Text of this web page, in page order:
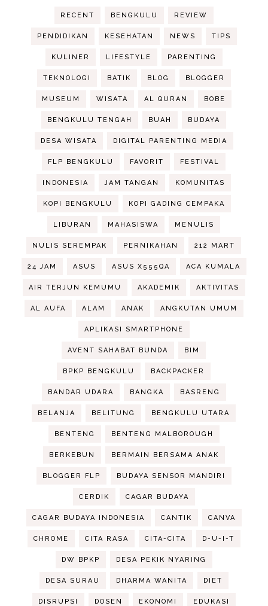
RECENT BENGKULU REVIEW
PENDIDIKAN KESEHATAN NEWS TIPS
KULINER LIFESTYLE PARENTING
TEKNOLOGI BATIK BLOG BLOGGER
MUSEUM WISATA AL QURAN BOBE
BENGKULU TENGAH BUAH BUDAYA
DESA WISATA DIGITAL PARENTING MEDIA
FLP BENGKULU FAVORIT FESTIVAL
INDONESIA JAM TANGAN KOMUNITAS
KOPI BENGKULU KOPI GADING CEMPAKA
LIBURAN MAHASISWA MENULIS
NULIS SEREMPAK PERNIKAHAN 212 MART
24 JAM ASUS ASUS X555QA ACA KUMALA
AIR TERJUN KEMUMU AKADEMIK AKTIVITAS
AL AUFA ALAM ANAK ANGKUTAN UMUM
APLIKASI SMARTPHONE
AVENT SAHABAT BUNDA BIM
BPKP BENGKULU BACKPACKER
BANDAR UDARA BANGKA BASRENG
BELANJA BELITUNG BENGKULU UTARA
BENTENG BENTENG MALBOROUGH
BERKEBUN BERMAIN BERSAMA ANAK
BLOGGER FLP BUDAYA SENSOR MANDIRI
CERDIK CAGAR BUDAYA
CAGAR BUDAYA INDONESIA CANTIK CANVA
CHROME CITA RASA CITA-CITA D-U-I-T
DW BPKP DESA PEKIK NYARING
DESA SURAU DHARMA WANITA DIET
DISRUPSI DOSEN EKONOMI EDUKASI